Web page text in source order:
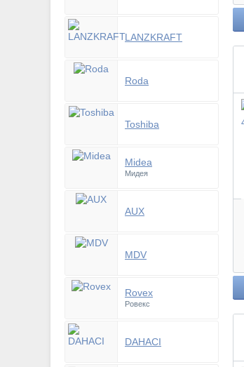
LANZKRAFT
Roda
Toshiba
Midea
Мидея
AUX
MDV
Rovex
Ровекс
DAHACI